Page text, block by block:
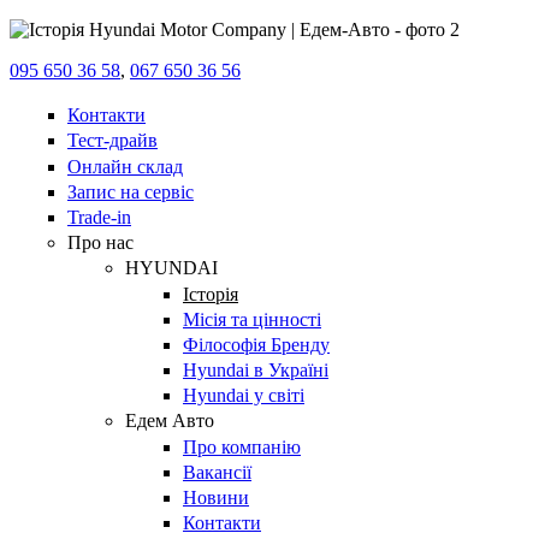
095 650 36 58, 067 650 36 56
Контакти
Тест-драйв
Онлайн склад
Запис на сервіс
Trade-in
Про нас
HYUNDAI
Історія
Місія та цінності
Філософія Бренду
Hyundai в Україні
Hyundai у світі
Едем Авто
Про компанію
Вакансії
Новини
Контакти